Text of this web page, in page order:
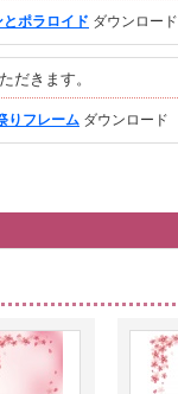
ポラロイド ダウンロード
だきます。
りフレーム ダウンロード